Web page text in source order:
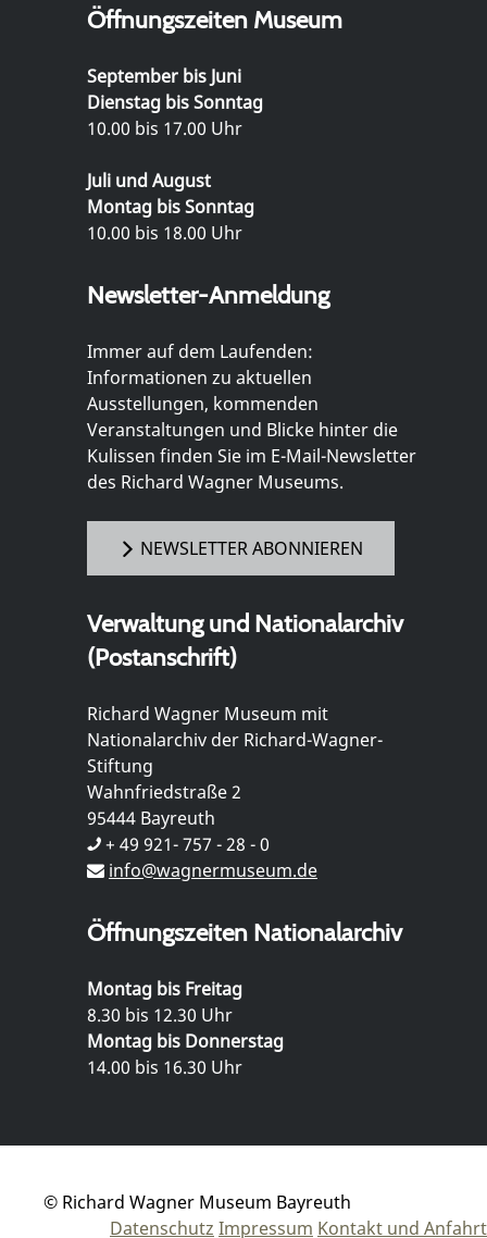
Öffnungszeiten Museum
September bis Juni
Dienstag bis Sonntag
10.00 bis 17.00 Uhr
Juli und August
Montag bis Sonntag
10.00 bis 18.00 Uhr
Newsletter-Anmeldung
Immer auf dem Laufenden:
Informationen zu aktuellen
Ausstellungen, kommenden
Veranstaltungen und Blicke hinter die
Kulissen finden Sie im E-Mail-Newsletter
des Richard Wagner Museums.
NEWSLETTER ABONNIEREN
Verwaltung und Nationalarchiv
(Postanschrift)
Richard Wagner Museum mit
Nationalarchiv der Richard-Wagner-
Stiftung
Wahnfriedstraße 2
95444 Bayreuth
+ 49 921- 757 - 28 - 0
info@wagnermuseum.de
Öffnungszeiten Nationalarchiv
Montag bis Freitag
8.30 bis 12.30 Uhr
Montag bis Donnerstag
14.00 bis 16.30 Uhr
© Richard Wagner Museum Bayreuth
Datenschutz Impressum Kontakt und Anfahrt